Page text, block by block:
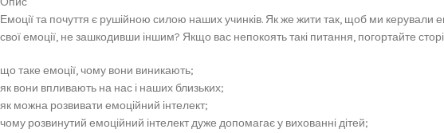
Емоції та почуття є рушійною силою наших учинків. Як же жити так, щоб ми
свої емоції, не зашкодивши іншим? Якщо вас непокоять такі питання, погортайте
що таке емоції, чому вони виникають;
як вони впливають на нас і наших близьких;
як можна розвивати емоційний інтелект;
чому розвинутий емоційний інтелект дуже допомагає у вихованні дітей;